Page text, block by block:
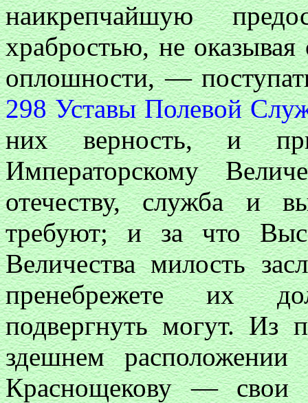
наикрепчайшую
храбростью, не
оплошности, —
298 Уставы Полевой
них верность, и
Императорскому
отечеству, служба и
требуют; и за что
Величества милость
пренебрежете их
подвергнуть могут. Из
здешнем
Краснощекову — свои